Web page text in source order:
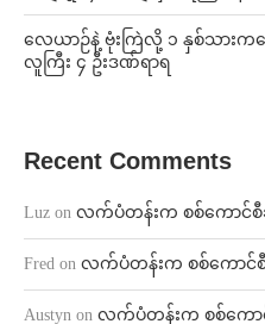
လေယာဉ်နဲ့ ဗုံးကြဲလို့ ၁ နှစ်သားက
လူကြီး ၄ ဦးဒဏ်ရာရ
Recent Comments
Luz on လက်ပံတန်းက စစ်ကောင်စီ
Fred on လက်ပံတန်းက စစ်ကောင်စီ
Austyn on လက်ပံတန်းက စစ်ကော